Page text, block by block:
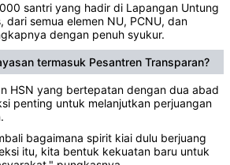
santri yang hadir di Lapangan Untung
dari semua elemen NU, PCNU, dan
dengan penuh syukur.
termasuk Pesantren Transparan?
HSN yang bertepatan dengan dua abad
penting untuk melanjutkan perjuangan
bagaimana spirit kiai dulu berjuang
itu, kita bentuk kekuatan baru untuk